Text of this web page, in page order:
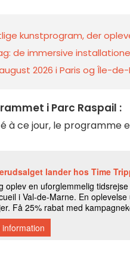
kunstprogram, der
de immersive
2026 i Paris og Île-
i Parc Raspail :
à ce jour, le programme